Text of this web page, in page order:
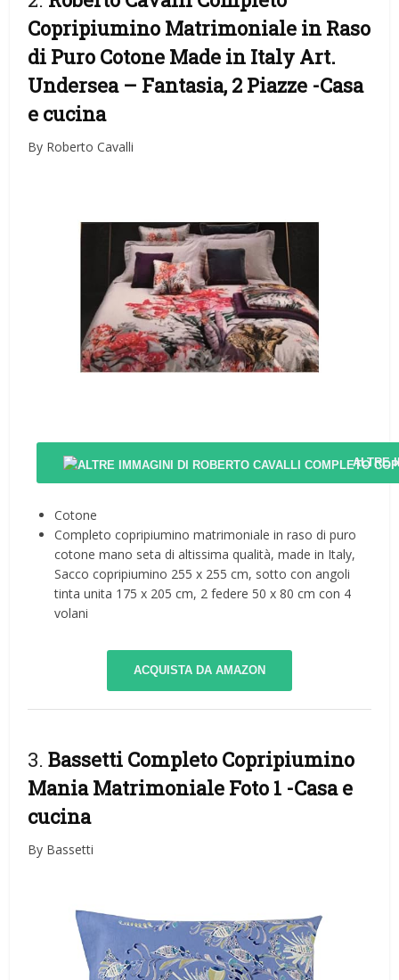
Copripiumino Matrimoniale in Raso
di Puro Cotone Made in Italy Art.
Undersea – Fantasia, 2 Piazze -Casa
e cucina
By Roberto Cavalli
ALTRE
Cotone
Completo copripiumino matrimoniale in raso di puro
cotone mano seta di altissima qualità, made in Italy,
Sacco copripiumino 255 x 255 cm, sotto con angoli
tinta unita 175 x 205 cm, 2 federe 50 x 80 cm con 4
volani
ACQUISTA DA AMAZON
3.Bassetti Completo Copripiumino
Mania Matrimoniale Foto 1 -Casa e
cucina
By Bassetti